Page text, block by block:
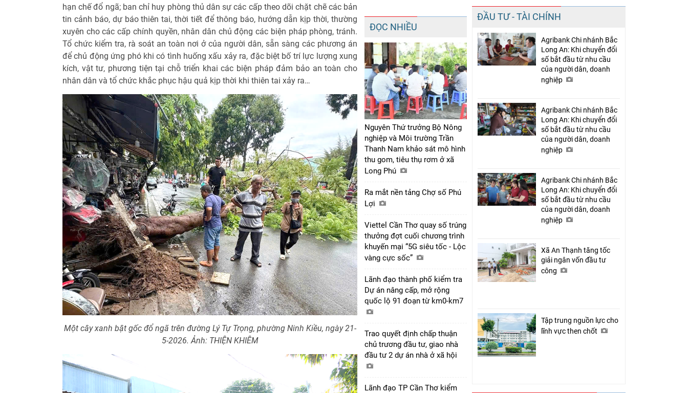
hạn chế đổ ngã; ban chỉ huy phòng thủ dân sự các cấp theo dõi chặt chẽ các bản
tin cảnh báo, dự báo thiên tai, thời tiết để thông báo, hướng dẫn kịp thời, thường
xuyên cho các cấp chính quyền, nhân dân chủ động các biện pháp phòng, tránh.
Tổ chức kiểm tra, rà soát an toàn nơi ở của người dân, sẵn sàng các phương án
để chủ động ứng phó khi có tình huống xấu xảy ra, đặc biệt bố trí lực lượng xung
kích, vật tư, phương tiện tại chỗ triển khai các biện pháp đảm bảo an toàn cho
nhân dân và tổ chức khắc phục hậu quả kịp thời khi thiên tai xảy ra…
Một cây xanh bật gốc đổ ngã trên đường Lý Tự Trọng, phường Ninh Kiều, ngày 21-
5-2026. Ảnh: THIỆN KHIÊM
ĐỌC NHIỀU
Nguyên Thứ trưởng Bộ Nông
nghiệp và Môi trường Trần
Thanh Nam khảo sát mô hình
thu gom, tiêu thụ rơm ở xã
Long Phú
Ra mắt nền tảng Chợ số Phú
Lợi
Viettel Cần Thơ quay số trúng
thưởng đợt cuối chương trình
khuyến mại “5G siêu tốc - Lộc
vàng cực sốc”
Lãnh đạo thành phố kiểm tra
Dự án nâng cấp, mở rộng
quốc lộ 91 đoạn từ km0-km7
Trao quyết định chấp thuận
chủ trương đầu tư, giao nhà
đầu tư 2 dự án nhà ở xã hội
Lãnh đạo TP Cần Thơ kiểm
ĐẦU TƯ - TÀI CHÍNH
Agribank Chi nhánh Bắc
Long An: Khi chuyển đổi
số bắt đầu từ nhu cầu
của người dân, doanh
nghiệp
Agribank Chi nhánh Bắc
Long An: Khi chuyển đổi
số bắt đầu từ nhu cầu
của người dân, doanh
nghiệp
Agribank Chi nhánh Bắc
Long An: Khi chuyển đổi
số bắt đầu từ nhu cầu
của người dân, doanh
nghiệp
Xã An Thạnh tăng tốc
giải ngân vốn đầu tư
công
Tập trung nguồn lực cho
lĩnh vực then chốt